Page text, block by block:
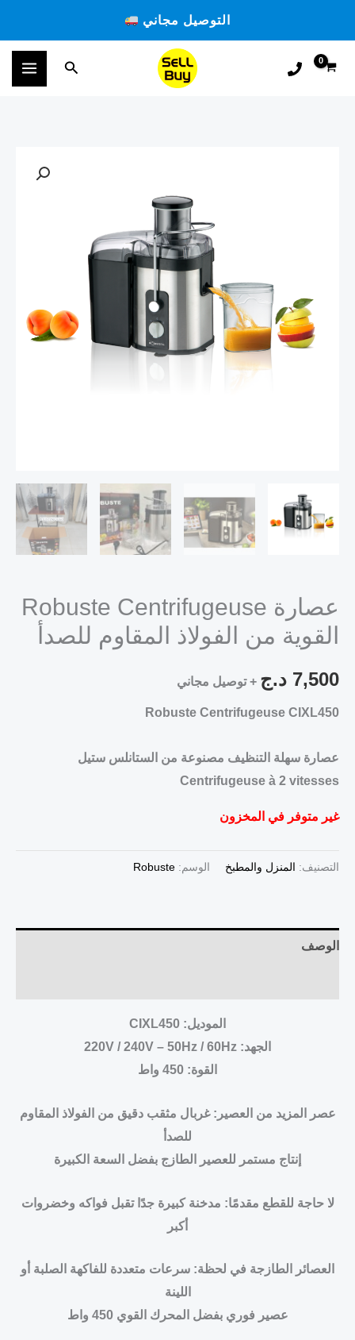
المحتوى
التوصيل مجاني
البحث
عصارة Robuste Centrifugeuse
القوية من الفولاذ المقاوم للصدأ
7,500 د.ج + توصيل مجاني
Robuste Centrifugeuse CIXL450
عصارة سهلة التنظيف مصنوعة من الستانلس ستيل
Centrifugeuse à 2 vitesses
غير متوفر في المخزون
التصنيف: المنزل والمطبخ الوسم: Robuste
الوصف
الموديل: CIXL450
الجهد: 220V / 240V – 50Hz / 60Hz
القوة: 450 واط
عصر المزيد من العصير: غربال مثقب دقيق من الفولاذ المقاوم
للصدأ
إنتاج مستمر للعصير الطازج بفضل السعة الكبيرة
لا حاجة للقطع مقدمًا: مدخنة كبيرة جدًا تقبل فواكه وخضروات
أكبر
العصائر الطازجة في لحظة: سرعات متعددة للفاكهة الصلبة أو
اللينة
عصير فوري بفضل المحرك القوي 450 واط